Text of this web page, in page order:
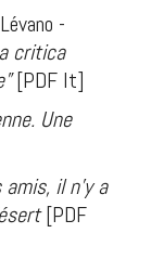
-
critica
[PDF It]
Une
amis, il n’y a
[PDF